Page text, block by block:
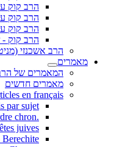
הרב קוק
הרב קוק
הרב קוק
הרב קוק -
הרב אשכנזי
מאמרים
המאמרים של
מאמרים חדשים
en français
par sujet
.Articles en français - par ordre chron
juives
Berechite